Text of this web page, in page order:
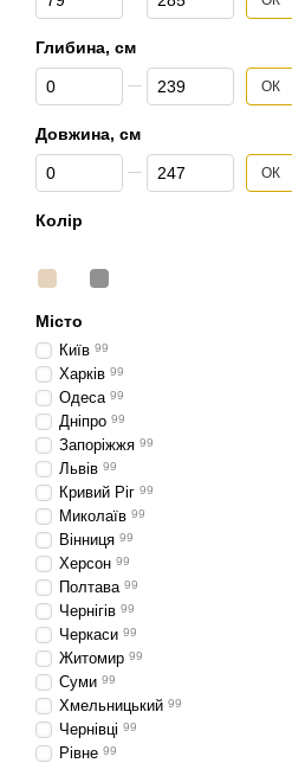
Глибина, см
Від Глибина, см
До Глибина, см ОК
Довжина, см
Від Довжина, см
До Довжина, см ОК
Колір
Місто
Київ 99
Харків 99
Одеса 99
Дніпро 99
Запоріжжя 99
Львів 99
Кривий Ріг 99
Миколаїв 99
Вінниця 99
Херсон 99
Полтава 99
Чернігів 99
Черкаси 99
Житомир 99
Суми 99
Хмельницький 99
Чернівці 99
Рівне 99